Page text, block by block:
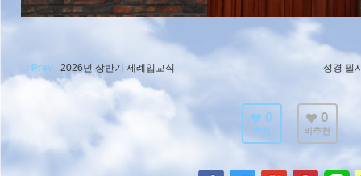
Prev 2026년 상반기 세례입교식 성경 필
0
추천
0
비추천